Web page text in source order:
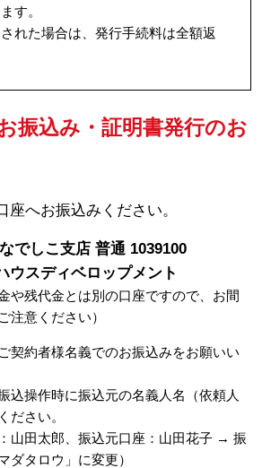
す。
れた場合は、発行手続料は全額返
振込み・証明書発行のお
座へお振込みください。
でしこ支店 普通 1039100
ウスディベロップメント
や残代金とは別の口座ですので、お間
注意ください）
契約者様名義でのお振込みをお願いい
込操作時に振込元の名義人名（依頼人
ださい。
山田太郎、振込元口座：山田花子 → 振
ダタロウ」に変更）